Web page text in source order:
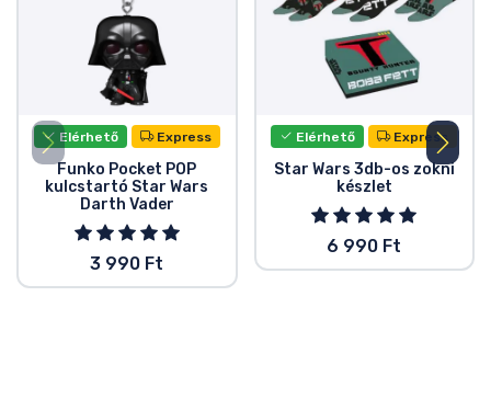
Elérhető Express
Funko Pocket POP
kulcstartó Star Wars
Darth Vader
3 990 Ft
Elérhető Express
Star Wars 3db-os zokni
készlet
6 990 Ft